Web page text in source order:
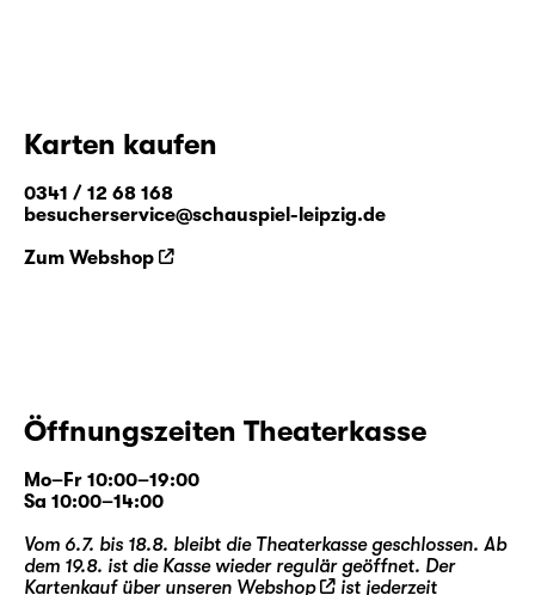
Karten kaufen
0341 / 12 68 168
besucherservice@schauspiel-leipzig.de
Zum Webshop
Öffnungszeiten Theaterkasse
Mo–Fr 10:00–19:00
Sa 10:00–14:00
Vom 6.7. bis 18.8. bleibt die Theaterkasse geschlossen. Ab
dem 19.8. ist die Kasse wieder regulär geöffnet. Der
Kartenkauf über unseren Webshop ist jederzeit